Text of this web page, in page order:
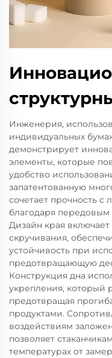
Инженерия,
индивидуальных
демонстрирует
элементы, которые
удобство
запатентованную
сочетает прочность с
благодаря передовым
Дизайн края
скручивания,
устойчивость при
предотвращающую
Конструкция дна
укрепления, который
предотвращая
продуктами.
воздействиям
позволяет
температурах от